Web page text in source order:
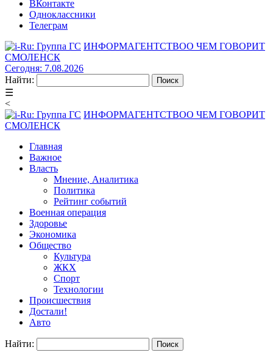
ВКонтакте
Одноклассники
Телеграм
ИНФОРМАГЕНТСТВОО ЧЕМ ГОВОРИТ
СМОЛЕНСК
Сегодня: 7.08.2026
Найти:
☰
<
ИНФОРМАГЕНТСТВОО ЧЕМ ГОВОРИТ
СМОЛЕНСК
Главная
Важное
Власть
Мнение, Аналитика
Политика
Рейтинг событий
Военная операция
Здоровье
Экономика
Общество
Культура
ЖКХ
Спорт
Технологии
Происшествия
Достали!
Авто
Найти: